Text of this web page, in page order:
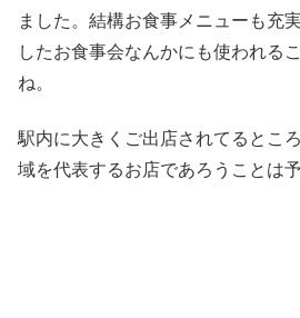
ました。結構お食事メニューも充
したお食事会なんかにも使われる
ね。
駅内に大きくご出店されてるとこ
域を代表するお店であろうことは